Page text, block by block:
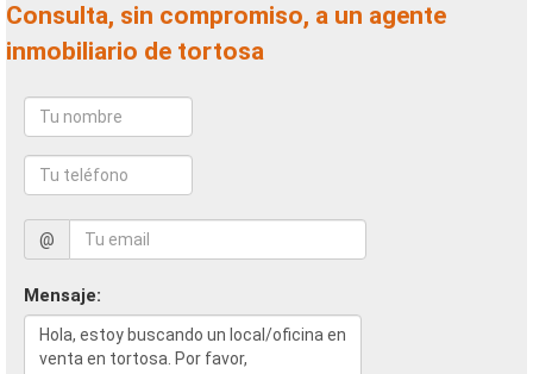
Consulta, sin compromiso, a un agente
inmobiliario de tortosa
@
Mensaje: